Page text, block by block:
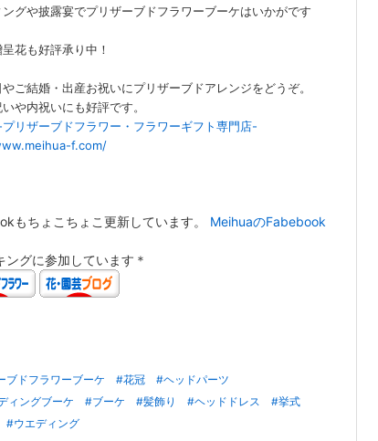
ングや披露宴でプリザーブドフラワーブーケはいかがです
呈花も好評承り中！
ご結婚・出産お祝いにプリザーブドアレンジをどうぞ。
や内祝いにも好評です。
リザーブドフラワー・フラワーギフト専門店-
f.com/
もちょこちょこ更新しています。 MeihuaのFabebook
ングに参加しています＊
ブドフラワーブーケ #花冠
#ヘッドパーツ
ィングブーケ
#ブーケ #髪飾り #ヘッドドレス
#挙式
#ウエディング